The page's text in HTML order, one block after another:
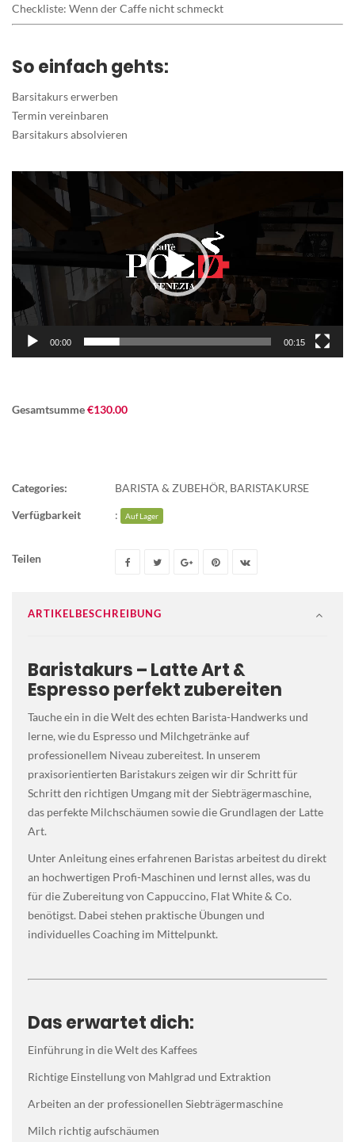
Checkliste: Wenn der Caffe nicht schmeckt
So einfach gehts:
Barsitakurs erwerben
Termin vereinbaren
Barsitakurs absolvieren
Video-
00:00 00:15
Gesamtsumme€130.00
Categories: BARISTA & ZUBEHÖR, BARISTAKURSE
Verfügbarkeit
: Auf Lager
Teilen
ARTIKELBESCHREIBUNG
Baristakurs – Latte Art &
Espresso perfekt zubereiten
Tauche ein in die Welt des echten Barista-Handwerks und
lerne, wie du Espresso und Milchgetränke auf
professionellem Niveau zubereitest. In unserem
praxisorientierten Baristakurs zeigen wir dir Schritt für
Schritt den richtigen Umgang mit der Siebträgermaschine,
das perfekte Milchschäumen sowie die Grundlagen der Latte
Art.
Unter Anleitung eines erfahrenen Baristas arbeitest du direkt
an hochwertigen Profi-Maschinen und lernst alles, was du
für die Zubereitung von Cappuccino, Flat White & Co.
benötigst. Dabei stehen praktische Übungen und
individuelles Coaching im Mittelpunkt.
Das erwartet dich:
Einführung in die Welt des Kaffees
Richtige Einstellung von Mahlgrad und Extraktion
Arbeiten an der professionellen Siebträgermaschine
Milch richtig aufschäumen